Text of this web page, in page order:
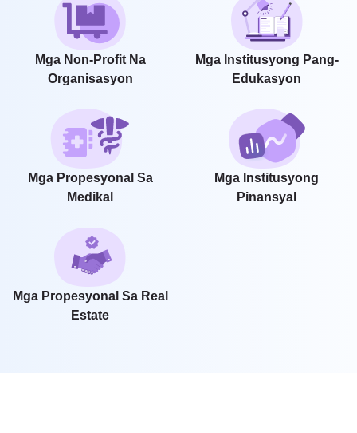
Mga Non-Profit Na
Organisasyon
Mga Institusyong Pang-
Edukasyon
Mga Propesyonal Sa
Medikal
Mga Institusyong
Pinansyal
Mga Propesyonal Sa Real
Estate